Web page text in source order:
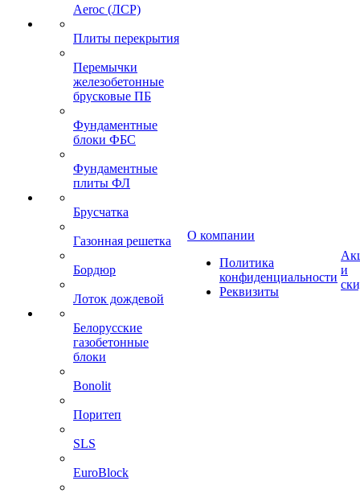
Aeroc (ЛСР)
Плиты перекрытия
Перемычки
железобетонные
брусковые ПБ
Фундаментные
блоки ФБС
Фундаментные
плиты ФЛ
Брусчатка
Газонная решетка
Бордюр
Лоток дождевой
Белорусские
газобетонные
блоки
Bonolit
Поритеп
SLS
EuroBlock
О компании
Политика
конфиденциальности
Реквизиты
и